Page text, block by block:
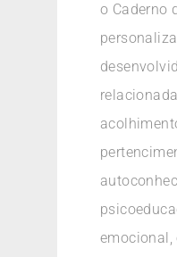
o Caderno
emocional,